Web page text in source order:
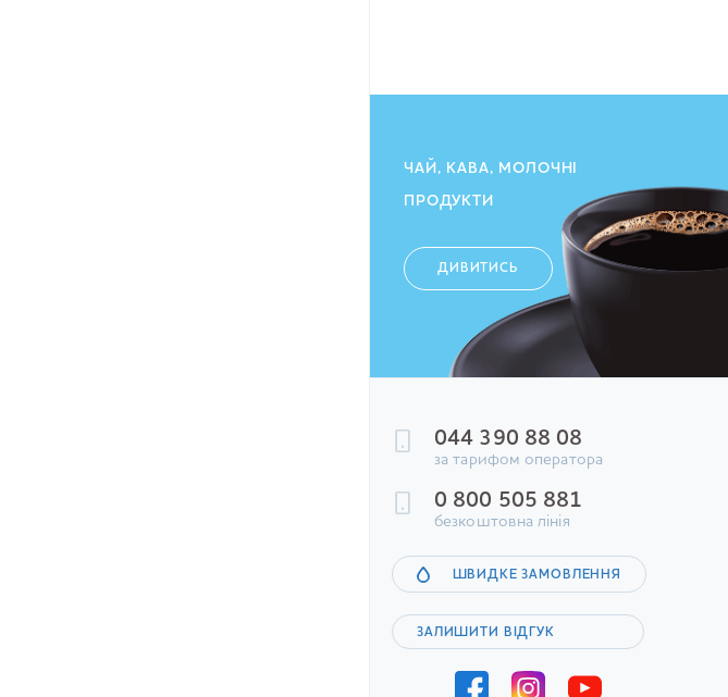
ЧАЙ, КАВА, МОЛОЧНІ
ПРОДУКТИ
ДИВИТИСЬ
044 390 88 08
за тарифом оператора
0 800 505 881
безкоштовна лінія
ШВИДКЕ ЗАМОВЛЕННЯ
ЗАЛИШИТИ ВІДГУК